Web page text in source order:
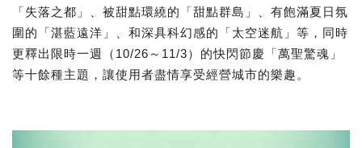
「失落之都」、被甜點環繞的「甜點群島」、有飽滿夏日氛
圍的「湛藍遠洋」、和深具科幻感的「太空迷航」等，同時
更釋出限時一週（10/26～11/3）的快閃節慶「萬聖驚魂」
等十餘種主題，讓使用者盡情享受經營城市的樂趣。